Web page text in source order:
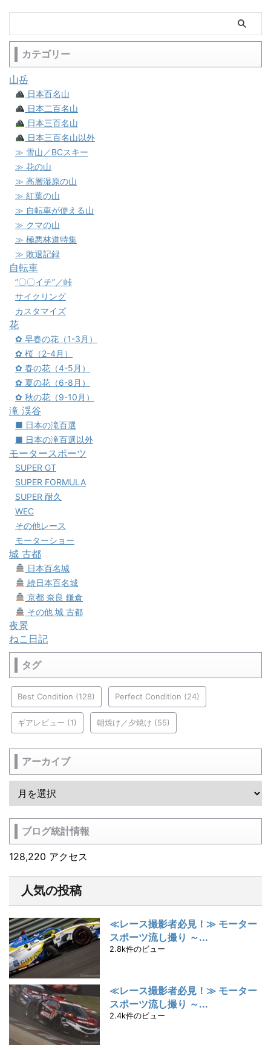
カテゴリー
山岳
日本百名山
日本二百名山
日本三百名山
日本三百名山以外
≫ 雪山／BCスキー
≫ 花の山
≫ 高層湿原の山
≫ 紅葉の山
≫ 自転車が使える山
≫ クマの山
≫ 極悪林道特集
≫ 敗退記録
自転車
”〇〇イチ”／峠
サイクリング
カスタマイズ
花
✿ 早春の花（1-3月）
✿ 桜（2-4月）
✿ 春の花（4-5月）
✿ 夏の花（6-8月）
✿ 秋の花（9-10月）
滝 渓谷
■ 日本の滝百選
■ 日本の滝百選以外
モータースポーツ
SUPER GT
SUPER FORMULA
SUPER 耐久
WEC
その他レース
モーターショー
城 古都
日本百名城
続日本百名城
京都 奈良 鎌倉
その他 城 古都
夜景
ねこ日記
タグ
Best Condition (128) Perfect Condition (24)
ギアレビュー (1) 朝焼け／夕焼け (55)
アーカイブ
ブログ統計情報
128,220 アクセス
人気の投稿
≪レース撮影者必見！≫ モーター
スポーツ流し撮り ～...
2.8k件のビュー
≪レース撮影者必見！≫ モーター
スポーツ流し撮り ～...
2.4k件のビュー